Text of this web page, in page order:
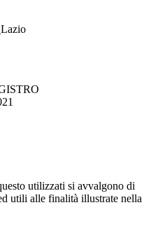
utilizzati si avvalgono di
utili alle finalità illustrate nella